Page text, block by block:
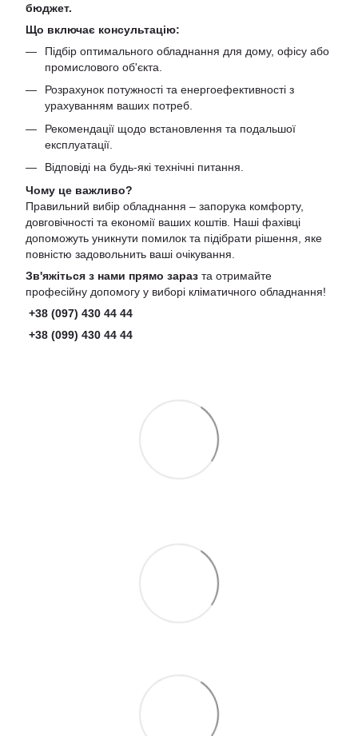
бюджет.
Що включає консультацію:
Підбір оптимального обладнання для дому, офісу або
промислового об'єкта.
Розрахунок потужності та енергоефективності з
урахуванням ваших потреб.
Рекомендації щодо встановлення та подальшої
експлуатації.
Відповіді на будь-які технічні питання.
Чому це важливо?
Правильний вибір обладнання – запорука комфорту,
довговічності та економії ваших коштів. Наші фахівці
допоможуть уникнути помилок та підібрати рішення, яке
повністю задовольнить ваші очікування.
Зв'яжіться з нами прямо зараз та отримайте
професійну допомогу у виборі кліматичного обладнання!
+38 (097) 430 44 44
+38 (099) 430 44 44